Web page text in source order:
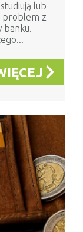
lub
problem z
banku.